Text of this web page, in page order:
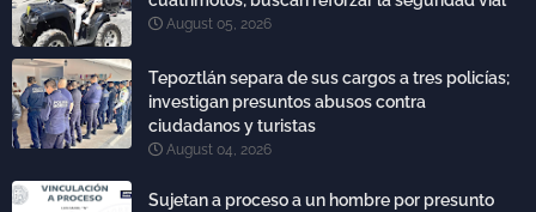
August 05, 2026
Tepoztlán separa de sus cargos a tres policías;
investigan presuntos abusos contra
ciudadanos y turistas
August 04, 2026
Sujetan a proceso a un hombre por presunto